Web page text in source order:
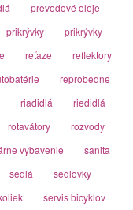
prevodové oleje
prikrývky
prikrývky
reťaze
reflektory
reprobedne
riadidlá
riedidlá
rotavátory
rozvody
vybavenie
sanita
sedlá
sedlovky
servis bicyklov